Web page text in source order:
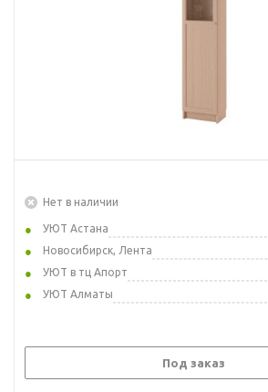
Нет в наличии
УЮТ Астана
Новосибирск, Лента
УЮТ в тц Апорт
УЮТ Алматы
Под заказ